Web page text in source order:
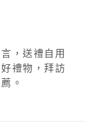
，送禮自用
禮物，拜訪
。